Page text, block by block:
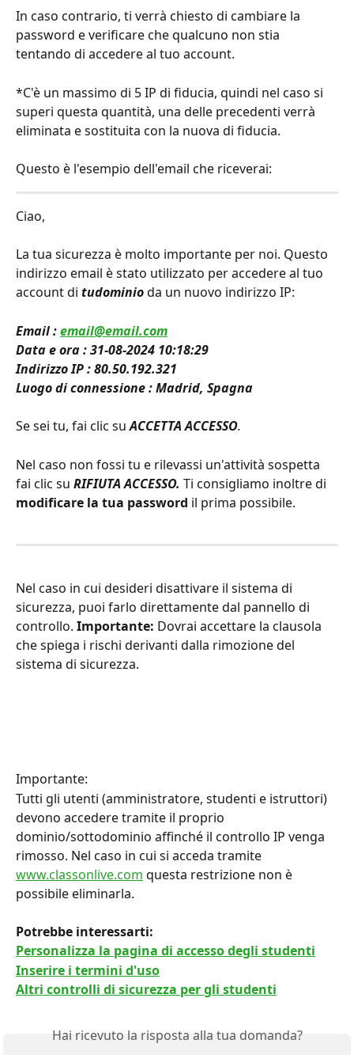
In caso contrario, ti verrà chiesto di cambiare la
password e verificare che qualcuno non stia
tentando di accedere al tuo account.
*C'è un massimo di 5 IP di fiducia, quindi nel caso si
superi questa quantità, una delle precedenti verrà
eliminata e sostituita con la nuova di fiducia.
Questo è l'esempio dell'email che riceverai:
Ciao,
La tua sicurezza è molto importante per noi. Questo
indirizzo email è stato utilizzato per accedere al tuo
account di tudominio da un nuovo indirizzo IP:
Email : email@email.com
Data e ora : 31-08-2024 10:18:29
Indirizzo IP : 80.50.192.321
Luogo di connessione : Madrid, Spagna
Se sei tu, fai clic su ACCETTA ACCESSO.
Nel caso non fossi tu e rilevassi un'attività sospetta
fai clic su RIFIUTA ACCESSO. Ti consigliamo inoltre di
modificare la tua password il prima possibile.
Nel caso in cui desideri disattivare il sistema di
sicurezza, puoi farlo direttamente dal pannello di
controllo. Importante: Dovrai accettare la clausola
che spiega i rischi derivanti dalla rimozione del
sistema di sicurezza.
Importante:
Tutti gli utenti (amministratore, studenti e istruttori)
devono accedere tramite il proprio
dominio/sottodominio affinché il controllo IP venga
rimosso. Nel caso in cui si acceda tramite
www.classonlive.com questa restrizione non è
possibile eliminarla.
Potrebbe interessarti:
Personalizza la pagina di accesso degli studenti
Inserire i termini d'uso
Altri controlli di sicurezza per gli studenti
Hai ricevuto la risposta alla tua domanda?